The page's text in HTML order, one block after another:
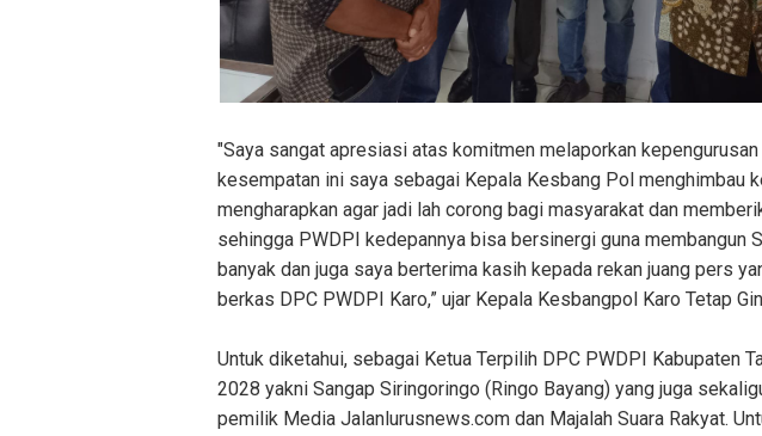
"Saya sangat apresiasi atas komitmen melaporkan kepengurusan
kesempatan ini saya sebagai Kepala Kesbang Pol menghimbau
mengharapkan agar jadi lah corong bagi masyarakat dan
sehingga PWDPI kedepannya bisa bersinergi guna membangun
banyak dan juga saya berterima kasih kepada rekan juang pers
berkas DPC PWDPI Karo,” ujar Kepala Kesbangpol Karo Tetap
Untuk diketahui, sebagai Ketua Terpilih DPC PWDPI Kabupaten
2028 yakni Sangap Siringoringo (Ringo Bayang) yang juga
pemilik Media Jalanlurusnews.com dan Majalah Suara Rakyat.